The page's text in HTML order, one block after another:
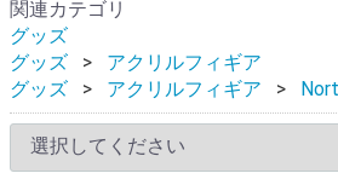
関連カテゴリ
グッズ
グッズ
アクリルフィギア
グッズ
アクリルフィギア